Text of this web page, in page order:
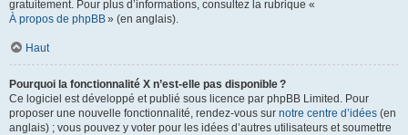
gratuitement. Pour plus d’informations, consultez la rubrique «
À propos de phpBB» (en anglais).
Haut
Pourquoi la fonctionnalité X n’est-elle pas disponible ?
Ce logiciel est développé et publié sous licence par phpBB Limited. Pour
proposer une nouvelle fonctionnalité, rendez-vous sur notre centre d’idées (en
anglais) ; vous pouvez y voter pour les idées d’autres utilisateurs et soumettre